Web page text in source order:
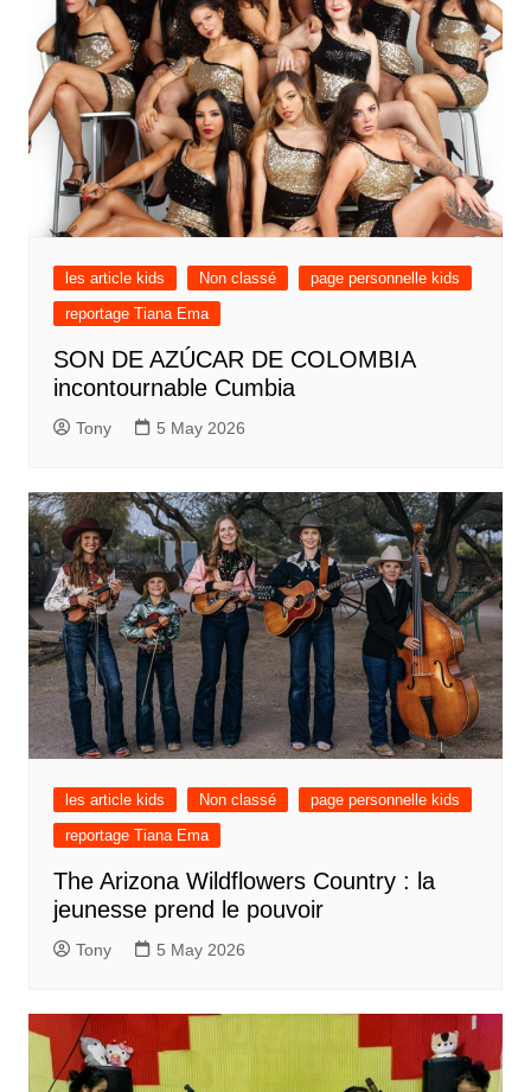
les article kids Non classé
page personnelle kids
reportage Tiana Ema
SON DE AZÚCAR DE COLOMBIA
incontournable Cumbia
Tony 5 May 2026
les article kids Non classé
page personnelle kids
reportage Tiana Ema
The Arizona Wildflowers Country : la
jeunesse prend le pouvoir
Tony 5 May 2026